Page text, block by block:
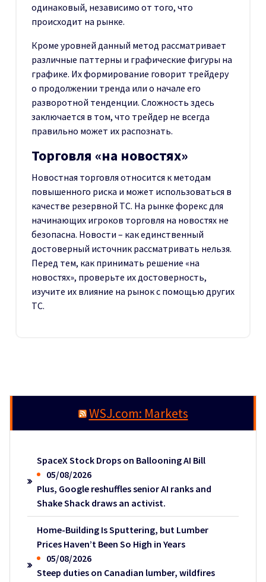
одинаковый, независимо от того, что
происходит на рынке.
Кроме уровней данный метод рассматривает
различные паттерны и графические фигуры на
графике. Их формирование говорит трейдеру
о продолжении тренда или о начале его
разворотной тенденции. Сложность здесь
заключается в том, что трейдер не всегда
правильно может их распознать.
Торговля «на новостях»
Новостная торговля относится к методам
повышенного риска и может использоваться в
качестве резервной ТС. На рынке форекс для
начинающих игроков торговля на новостях не
безопасна. Новости – как единственный
достоверный источник рассматривать нельзя.
Перед тем, как принимать решение «на
новостях», проверьте их достоверность,
изучите их влияние на рынок с помощью других
ТС.
WSJ.com: Markets
SpaceX Stock Drops on Ballooning AI Bill
05/08/2026
Plus, Google reshuffles senior AI ranks and
Shake Shack draws an activist.
Home-Building Is Sputtering, but Lumber
Prices Haven’t Been So High in Years
05/08/2026
Steep duties on Canadian lumber, wildfires